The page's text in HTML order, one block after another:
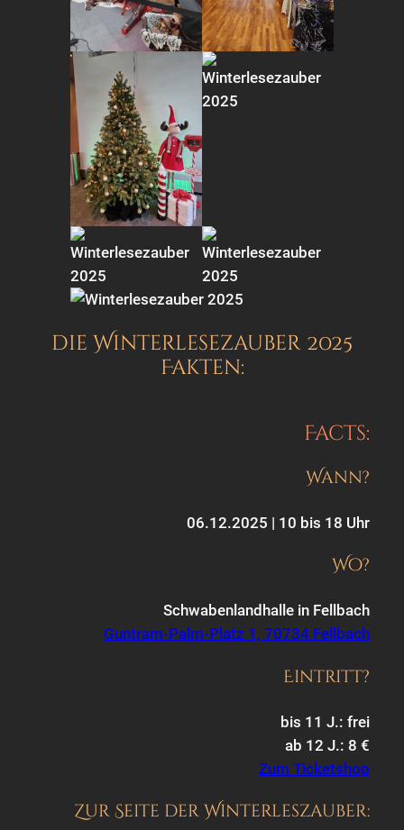
die Winterlesezauber 2025
Fakten:
Facts:
Wann?
06.12.2025 | 10 bis 18 Uhr
Wo?
Schwabenlandhalle in Fellbach
Guntram-Palm-Platz 1, 70734 Fellbach
Eintritt?
bis 11 J.: frei
ab 12 J.: 8 €
Zum Ticketshop
Zur Seite der Winterleszauber: